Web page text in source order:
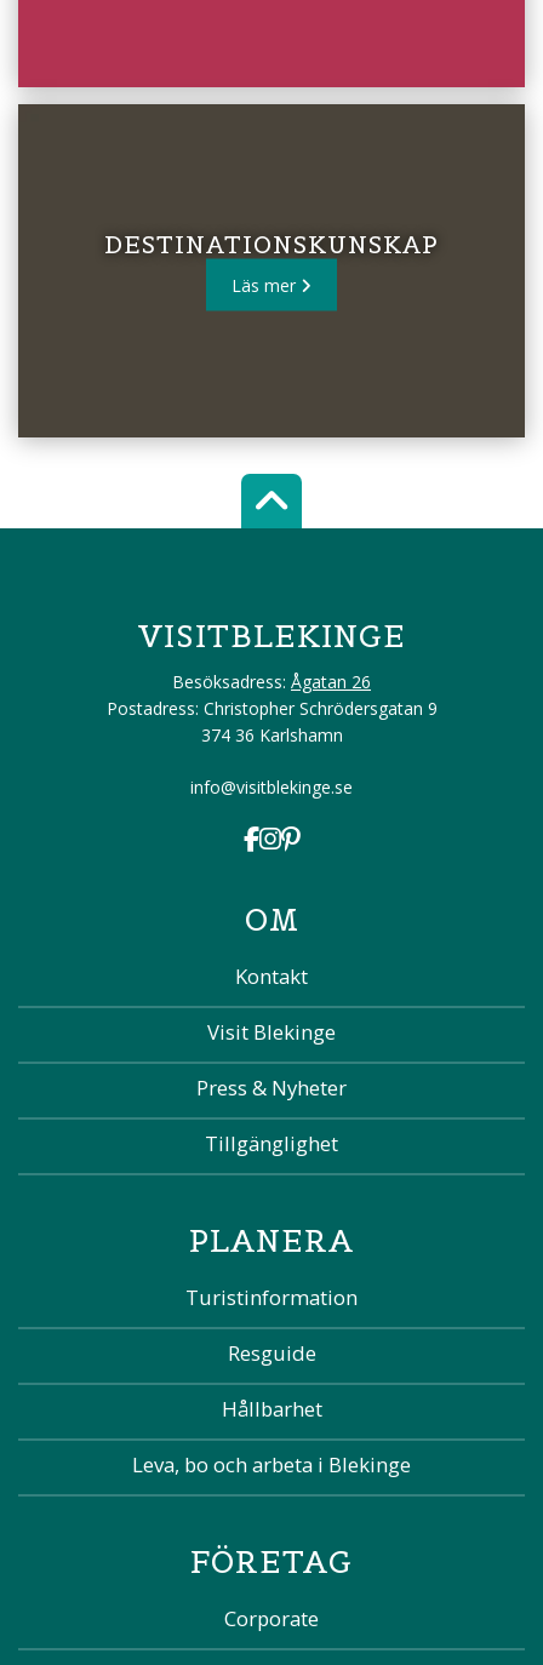
DESTINATIONSKUNSKAP
Läs mer
Scroll top of
VISITBLEKINGE
Besöksadress: Ågatan 26
Postadress: Christopher Schrödersgatan 9
374 36 Karlshamn
info@visitblekinge.se
OM
Kontakt
Visit Blekinge
Press & Nyheter
Tillgänglighet
PLANERA
Turistinformation
Resguide
Hållbarhet
Leva, bo och arbeta i Blekinge
FÖRETAG
Corporate